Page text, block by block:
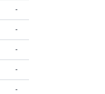
-
-
-
-
-